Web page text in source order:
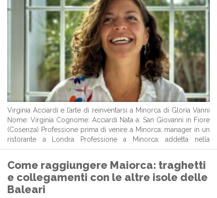
Virginia Acciardi e l’arte di reinventarsi a Minorca di Gloria Vanni
Nome: Virginia Cognome: Acciardi Nata a: San Giovanni in Fiore
(Cosenza) Professione prima di venire a Minorca: manager in un
ristorante a Londra Professione a Minorca: addetta nella
ristorazione e… altro ancora! Ci sono persone che arrivano in un
Come raggiungere Maiorca: traghetti
e collegamenti con le altre isole delle
Baleari